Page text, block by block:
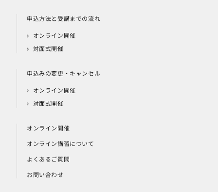
申込方法と受講までの流れ
オンライン開催
対面式開催
申込みの変更・キャンセル
オンライン開催
対面式開催
オンライン開催
オンライン講習について
よくあるご質問
お問い合わせ